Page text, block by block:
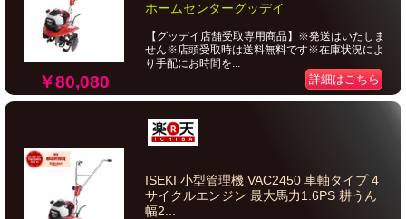
￥80,080
ホームセンターグッデイ
【グッデイ店舗受取専用商品】※発送はいたしま
せん※店頭受取時は送料無料です※在庫状況によ
り手配にお時間を...
詳細はこちら
ISEKI 小型管理機 VAC2450 車軸タイプ 4
サイクルエンジン 最大馬力1.6PS 耕うん
幅2...